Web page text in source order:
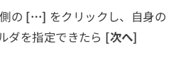
の […] をクリックし、自身の
ダを指定できたら [次へ]